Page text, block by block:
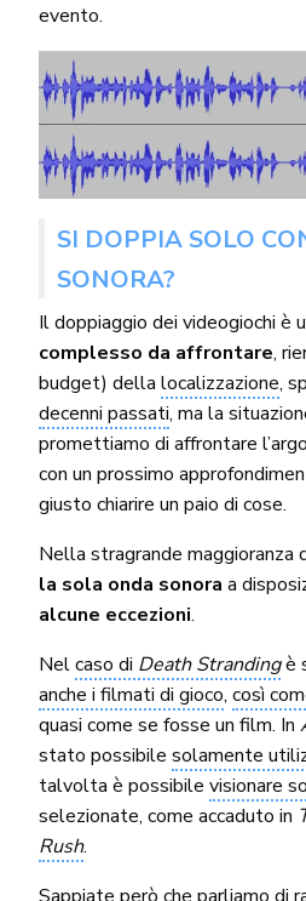
evento.
SI DOPPIA SOLO
SONORA?
Il doppiaggio dei videogiochi è
complesso da affrontare,
budget) della localizzazione,
decenni passati, ma la
promettiamo di affrontare
con un prossimo
giusto chiarire un paio di cose.
Nella stragrande maggioranza
la sola onda sonora a
alcune eccezioni.
Nelcaso di Death Strandingè
anche i filmati di gioco,così
quasi come se fosse un film. In
stato possibile solamente
talvolta è possibilevisionare
selezionate, come accaduto in
Rush.
Sappiate però che parliamo di